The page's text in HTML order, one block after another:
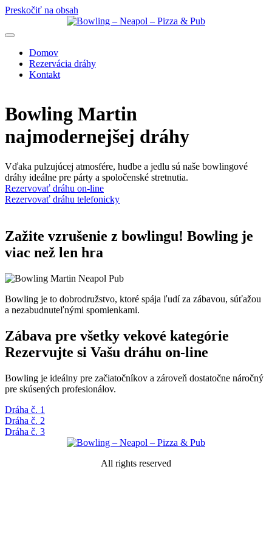
Preskočiť na obsah
Domov
Rezervácia dráhy
Kontakt
Bowling Martin
najmodernejšej dráhy
Vďaka pulzujúcej atmosfére, hudbe a jedlu sú naše bowlingové
dráhy ideálne pre párty a spoločenské stretnutia.
Rezervovať dráhu on-line
Rezervovať dráhu telefonicky
Zažite vzrušenie z bowlingu! Bowling je
viac než len hra
Bowling je to dobrodružstvo, ktoré spája ľudí za zábavou, súťažou
a nezabudnuteľnými spomienkami.
Zábava pre všetky vekové kategórie
Rezervujte si Vašu dráhu on-line
Bowling je ideálny pre začiatočníkov a zároveň dostatočne náročný
pre skúsených profesionálov.
Dráha č. 1
Dráha č. 2
Dráha č. 3
All rights reserved